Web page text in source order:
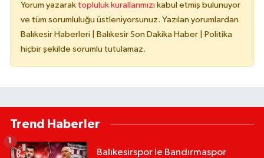
Yorum yazarak topluluk kurallarımızı kabul etmiş bulunuyor
ve tüm sorumluluğu üstleniyorsunuz. Yazılan yorumlardan
Balıkesir Haberleri | Balıkesir Son Dakika Haber | Politika
hiçbir şekilde sorumlu tutulamaz.
Trend Haberler
Balıkesirspor le Bandırmaspor